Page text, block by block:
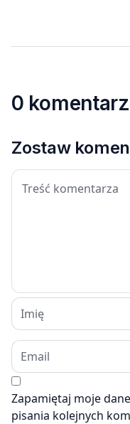
0
Zostaw
Zapamiętaj moje
pisania kolejnych